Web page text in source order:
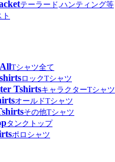
テーラード,ハンティング等
Tシャツ全て
ロックTシャツ
TshirtsキャラクターTシャツ
オールドTシャツ
その他Tシャツ
タンクトップ
ポロシャツ